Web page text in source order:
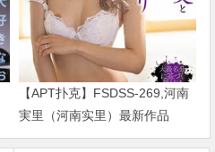
【APT扑克】FSDSS-269,河南
実里（河南实里）最新作品
2021-08-26发布！